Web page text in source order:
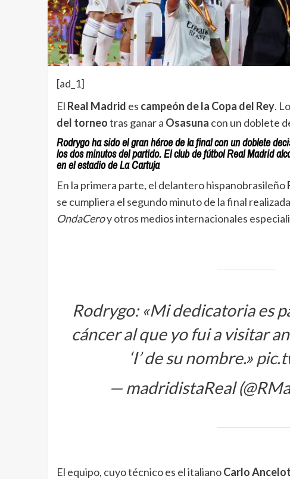
[ad_1]
El Real Madrid es campeón de la Copa del Rey.
del torneotras ganar a Osasuna con un doblete
Rodrygo ha sido el gran héroe de la final con un doblete
los dos minutos del partido. El club de fútbol Real Madrid
en el estadio de La Cartuja
En la primera parte, el delantero hispanobrasileño
se cumpliera el segundo minuto de la final
OndaCeroy otros medios internacionales
Rodrygo: «Mi dedicatoria es
cáncer al que yo fui a visitar
‘I’ de su nombre.»
— madridistaReal
El equipo, cuyo técnico es el italianoCarlo